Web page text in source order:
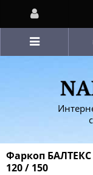
Фаркоп БАЛТЕКС
120 / 150